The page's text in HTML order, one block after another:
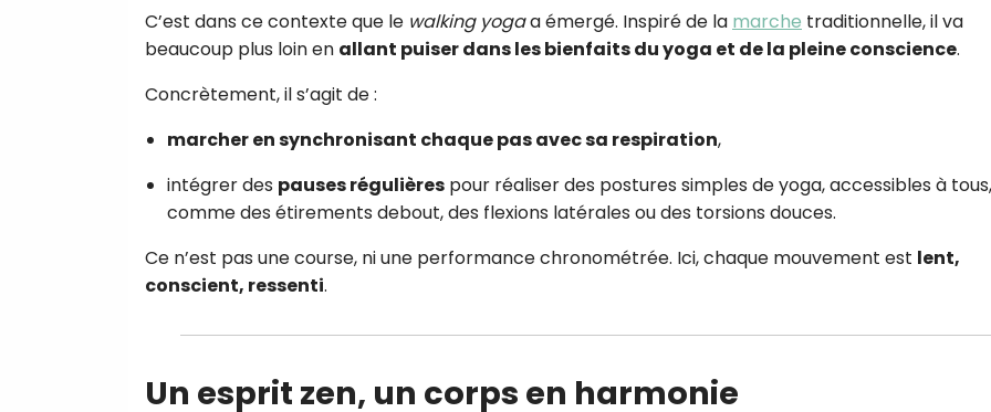
C’est dans ce contexte que le walking yogaa émergé. Inspiré de la marche traditionnelle, il va
beaucoup plus loin en allant puiser dans les bienfaits du yoga et de la pleine conscience.
Concrètement, il s’agit de :
marcher en synchronisant chaque pas avec sa respiration,
intégrer des pauses régulières pour réaliser des postures simples de yoga, accessibles à tous,
comme des étirements debout, des flexions latérales ou des torsions douces.
Ce n’est pas une course, ni une performance chronométrée. Ici, chaque mouvement est lent,
conscient, ressenti.
Un esprit zen, un corps en harmonie